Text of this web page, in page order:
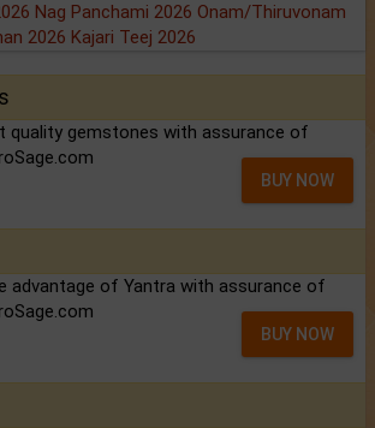
Nag Panchami 2026 Onam/Thiruvonam
2026 Kajari Teej 2026
quality gemstones with assurance of
BUY NOW
advantage of Yantra with assurance of
BUY NOW